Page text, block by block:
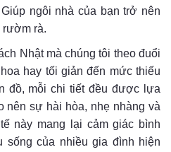
ngôi nhà của bạn trở nên
rườm rà.
Nhật mà chúng tôi theo đuổi
hay tối giản đến mức thiếu
đồ, mỗi chi tiết đều được lựa
nên sự hài hòa, nhẹ nhàng và
này mang lại cảm giác bình
sống của nhiều gia đình hiện